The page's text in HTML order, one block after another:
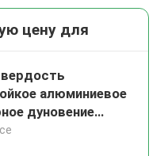
цену для
алюминиевое
дуновение